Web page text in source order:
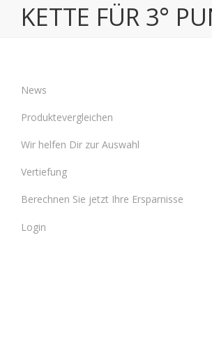
KETTE FÜR 3°
News
Produktevergleichen
Wir helfen Dir zur Auswahl
Vertiefung
Berechnen Sie jetzt Ihre Ersparnisse
Login